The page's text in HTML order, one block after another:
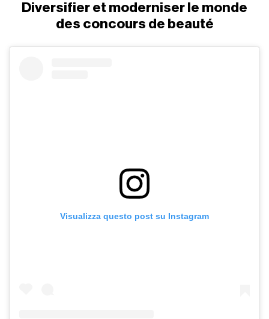
Diversifier et moderniser le monde
des concours de beauté
Visualizza questo post su Instagram